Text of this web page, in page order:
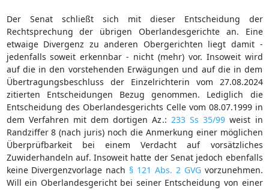
Der Senat schließt sich mit dieser Entscheidung der
Rechtsprechung der übrigen Oberlandesgerichte an. Eine
etwaige Divergenz zu anderen Obergerichten liegt damit -
jedenfalls soweit erkennbar - nicht (mehr) vor. Insoweit wird
auf die in den vorstehenden Erwägungen und auf die in dem
Übertragungsbeschluss der Einzelrichterin vom 27.08.2024
zitierten Entscheidungen Bezug genommen. Lediglich die
Entscheidung des Oberlandesgerichts Celle vom 08.07.1999 in
dem Verfahren mit dem dortigen Az.: 233 Ss 35/99 weist in
Randziffer 8 (nach juris) noch die Anmerkung einer möglichen
Überprüfbarkeit bei einem Verdacht auf vorsätzliches
Zuwiderhandeln auf. Insoweit hatte der Senat jedoch ebenfalls
keine Divergenzvorlage nach § 121 Abs. 2 GVGvorzunehmen.
Will ein Oberlandesgericht bei seiner Entscheidung von einer